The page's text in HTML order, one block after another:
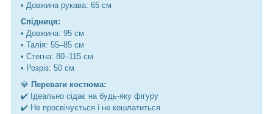
• Довжина рукава: 65 см
Спідниця:
• Довжина: 95 см
• Талія: 55–85 см
• Стегна: 80–115 см
• Розріз: 50 см
💎 Переваги костюма:
✔️ Ідеально сідає на будь-яку фігуру
✔️ Не просвічується і не кошлатиться